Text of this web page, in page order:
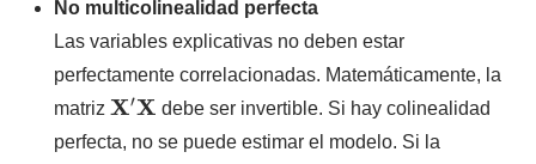
No multicolinealidad perfecta
Las variables explicativas no deben estar
perfectamente correlacionadas. Matemáticamente, la
matriz
X′X
debe ser invertible. Si hay colinealidad
perfecta, no se puede estimar el modelo. Si la